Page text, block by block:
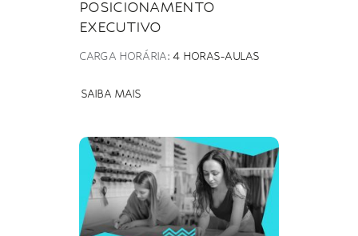
POSICIONAMENTO
EXECUTIVO
CARGA HORÁRIA:4 HORAS-AULAS
SAIBA MAIS